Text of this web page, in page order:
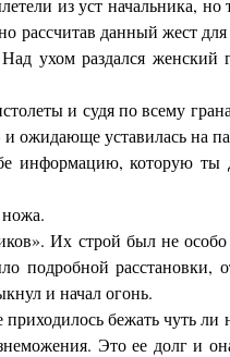
из уст начальника,
рассчитав данный жест
ухом раздался женский
и судя по всему
ожидающе уставилась на
информацию, которую
ножа.
Их строй был не
подробной расстановки,
и начал огонь.
бежать чуть
Это ее долг и